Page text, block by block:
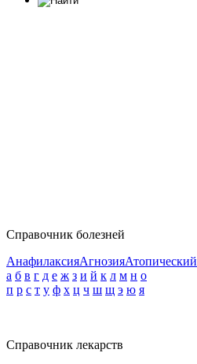
Справочник болезней
АнафилаксияАгнозияАтопический
а б в г д е ж з и й к л м н о
п р с т у ф х ц ч ш щ э ю я
Справочник лекарств